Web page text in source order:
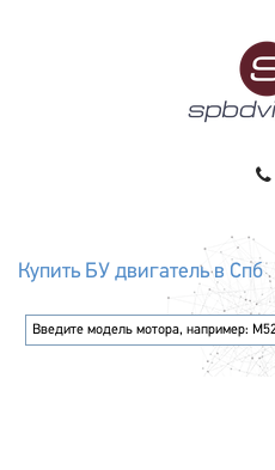
Купить БУ двигатель в Спб